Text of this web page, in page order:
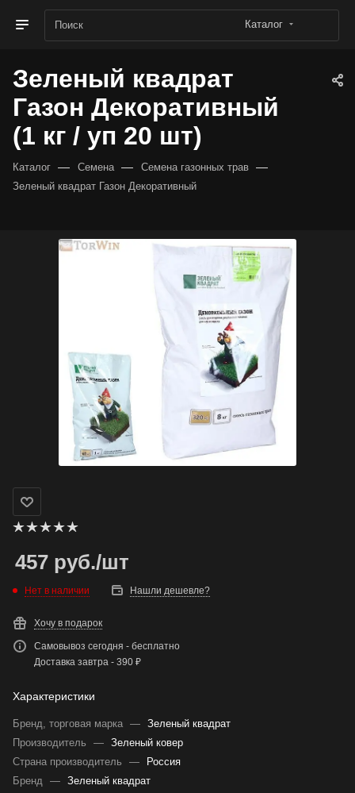
Каталог
Зеленый квадрат
Газон Декоративный
(1 кг / уп 20 шт)
Каталог — Семена — Семена газонных трав —
Зеленый квадрат Газон Декоративный
457 руб./шт
Нет в наличии Нашли дешевле?
Хочу в подарок
Самовывоз сегодня - бесплатно
Доставка завтра - 390 ₽
Характеристики
Бренд, торговая марка — Зеленый квадрат
Производитель
— Зеленый ковер
Страна производитель
—
Россия
Бренд — Зеленый квадрат